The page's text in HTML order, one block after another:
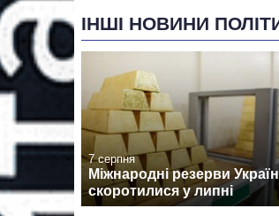
ІНШІ НОВИНИ
7 серпня
Міжнародні резерви
скоротилися у липні